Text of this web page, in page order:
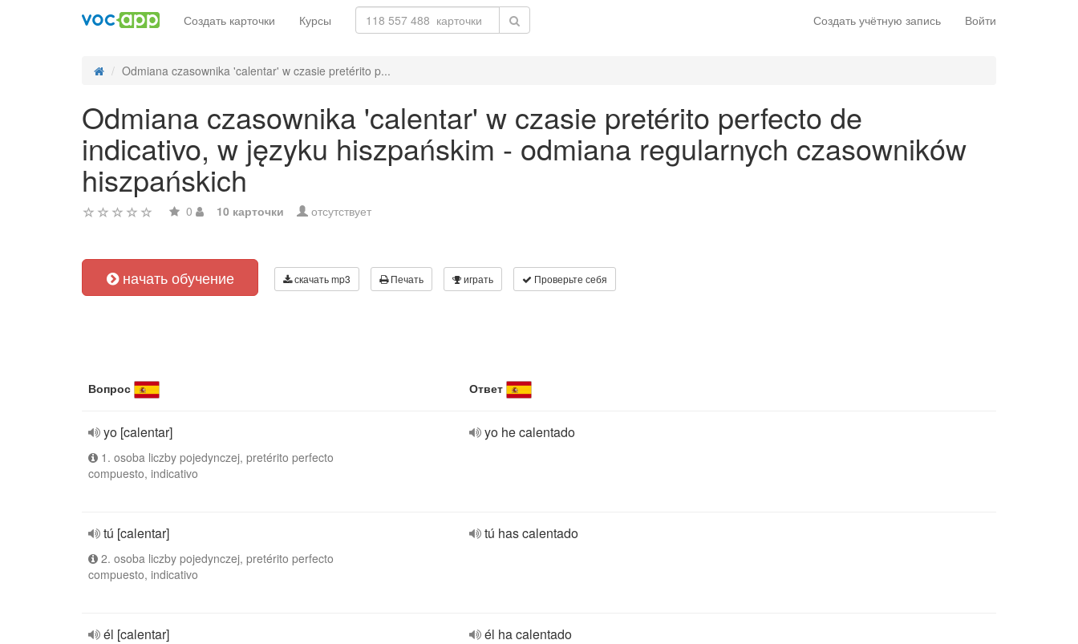
Создать учётную запись Войти
Создать карточки Курсы
Odmiana czasownika 'calentar' w czasie pretérito p...
Odmiana czasownika 'calentar' w czasie pretérito perfecto de
indicativo, w języku hiszpańskim - odmiana regularnych czasowników
hiszpańskich
0 10 карточки отсутствует
начать обучение скачать mp3 Печать играть Проверьте себя
Вопрос Ответ
yo [calentar]
1. osoba liczby pojedynczej, pretérito perfecto
compuesto, indicativo
yo he calentado
tú [calentar]
2. osoba liczby pojedynczej, pretérito perfecto
compuesto, indicativo
tú has calentado
él [calentar] él ha calentado